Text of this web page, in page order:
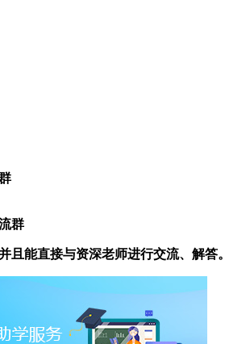
群
且能直接与资深老师进行交流、解答。